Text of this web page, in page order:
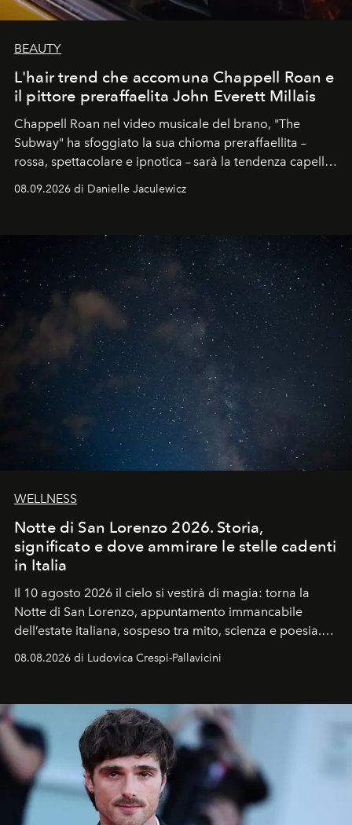
BEAUTY
L'hair trend che accomuna Chappell Roan e
il pittore preraffaelita John Everett Millais
Chappell Roan nel video musicale del brano, "The
Subway" ha sfoggiato la sua chioma preraffaellita –
rossa, spettacolare e ipnotica – sarà la tendenza capelli
08.09.2026 di Danielle Jaculewicz
WELLNESS
Notte di San Lorenzo 2026. Storia,
significato e dove ammirare le stelle cadenti
in Italia
Il 10 agosto 2026 il cielo si vestirà di magia: torna la
Notte di San Lorenzo, appuntamento immancabile
dell’estate italiana, sospeso tra mito, scienza e poesia.
celeste per seguire il passaggio delle
all’universo i desideri più segreti
08.08.2026 di Ludovica Crespi-Pallavicini